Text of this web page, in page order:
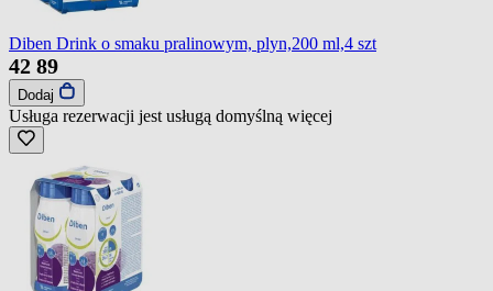
Diben Drink o smaku pralinowym, plyn,200 ml,4 szt
42 89
Dodaj
Usługa rezerwacji jest usługą domyślną więcej